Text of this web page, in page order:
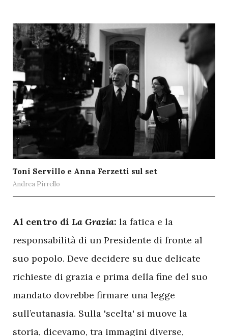
Toni Servillo e Anna Ferzetti sul set
Andrea Pirrello
Al centro di La Grazia: la fatica e la
responsabilità di un Presidente di fronte al
suo popolo. Deve decidere su due delicate
richieste di grazia e prima della fine del suo
mandato dovrebbe firmare una legge
sull’eutanasia. Sulla 'scelta' si muove la
storia, dicevamo, tra immagini diverse,